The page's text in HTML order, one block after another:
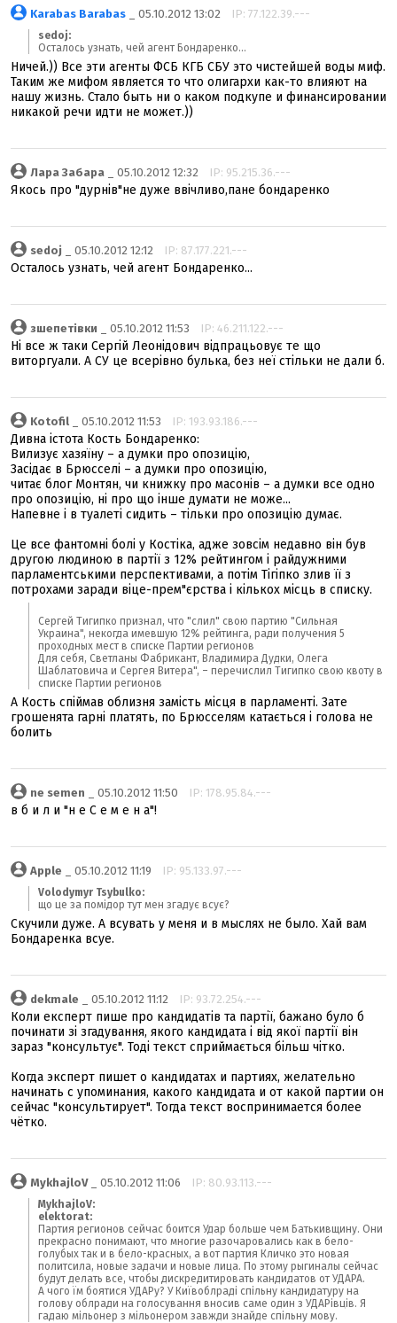
Karabas Barabas _ 05.10.2012 13:02 IP: 77.122.39.---
sedoj:
Осталось узнать, чей агент Бондаренко...
Ничей.)) Все эти агенты ФСБ КГБ СБУ это чистейшей воды миф.
Таким же мифом является то что олигархи как-то влияют на
нашу жизнь. Стало быть ни о каком подкупе и финансировании
никакой речи идти не может.))
Лара Забара _ 05.10.2012 12:32 IP: 95.215.36.---
Якось про "дурнів"не дуже ввічливо,пане бондаренко
sedoj _ 05.10.2012 12:12 IP: 87.177.221.---
Осталось узнать, чей агент Бондаренко...
зшепетівки _ 05.10.2012 11:53 IP: 46.211.122.---
Ні все ж таки Сергій Леонідович відпрацьовує те що
виторгуали. А СУ це всерівно булька, без неї стільки не дали б.
Kotofil _ 05.10.2012 11:53 IP: 193.93.186.---
Дивна істота Кость Бондаренко:
Вилизує хазяїну – а думки про опозицію,
Засідає в Брюсселі – а думки про опозицію,
читає блог Монтян, чи книжку про масонів – а думки все одно
про опозицію, ні про що інше думати не може...
Напевне і в туалеті сидить – тільки про опозицію думає.
Це все фантомні болі у Костіка, адже зовсім недавно він був
другою людиною в партії з 12% рейтингом і райдужними
парламентськими перспективами, а потім Тігіпко злив її з
потрохами заради віце-прем"єрства і кількох місць в списку.
Сергей Тигипко признал, что "слил" свою партию "Сильная
Украина", некогда имевшую 12% рейтинга, ради получения 5
проходных мест в списке Партии регионов
Для себя, Светланы Фабрикант, Владимира Дудки, Олега
Шаблатовича и Сергея Витера", – перечислил Тигипко свою квоту в
списке Партии регионов
А Кость спіймав облизня замість місця в парламенті. Зате
грошенята гарні платять, по Брюсселям катається і голова не
болить
ne semen _ 05.10.2012 11:50 IP: 178.95.84.---
в б и л и "н е С е м е н а"!
Apple _ 05.10.2012 11:19 IP: 95.133.97.---
Volodymyr Tsybulko:
що це за помідор тут мен згадує всує?
Скучили дуже. А всувать у меня и в мыслях не было. Хай вам
Бондаренка всуе.
dekmale _ 05.10.2012 11:12 IP: 93.72.254.---
Коли експерт пише про кандидатів та партії, бажано було б
починати зі згадування, якого кандидата і від якої партії він
зараз "консультує". Тоді текст сприймається більш чітко.
Когда эксперт пишет о кандидатах и партиях, желательно
начинать с упоминания, какого кандидата и от какой партии он
сейчас "консультирует". Тогда текст воспринимается более
чётко.
MykhajloV_ 05.10.2012 11:06 IP: 80.93.113.---
MykhajloV:
elektorat:
Партия регионов сейчас боится Удар больше чем Батькивщину. Они
прекрасно понимают, что многие разочаровались как в бело-
голубых так и в бело-красных, а вот партия Кличко это новая
политсила, новые задачи и новые лица. По этому рыгиналы сейчас
будут делать все, чтобы дискредитировать кандидатов от УДАРА.
А чого їм боятися УДАРу? У Київоблраді спільну кандидатуру на
голову облради на голосування вносив саме один з УДАРівців. Я
гадаю мільонер з мільонером завжди знайде спільну мову.